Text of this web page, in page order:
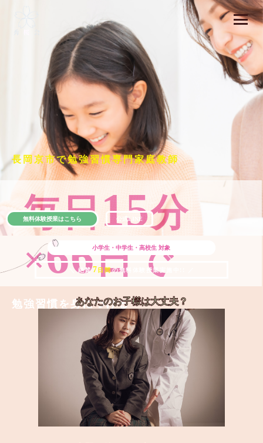
長岡京市で勉強習慣専門家庭教師
毎日15分
×66日で
勉強習慣を身につける
小学生・中学生・高校生 対象
＼ 絶賛 7 日間の無料体験授業実施中!! ／
無料体験授業はこちら 公式LINE
あなたのお子様は大丈夫？